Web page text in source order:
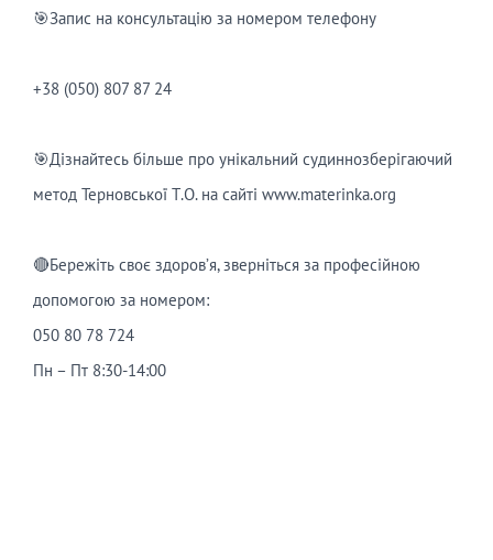
🎯Запис на консультацію за номером телефону
+38 (050) 807 87 24
🎯Дізнайтесь більше про унікальний судиннозберігаючий
метод Терновської Т.О. на сайті www.materinka.org
🔴Бережіть своє здоров’я, зверніться за професійною
допомогою за номером:
050 80 78 724
Пн – Пт 8:30-14:00